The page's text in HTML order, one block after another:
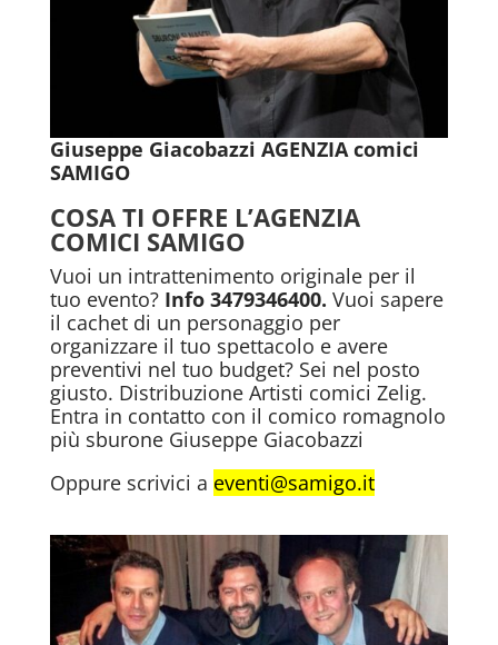
Giuseppe Giacobazzi AGENZIA comici
SAMIGO
COSA TI OFFRE L’AGENZIA
COMICI SAMIGO
Vuoi un intrattenimento originale per il
tuo evento? Info 3479346400. Vuoi sapere
il cachet di un personaggio per
organizzare il tuo spettacolo e avere
preventivi nel tuo budget? Sei nel posto
giusto. Distribuzione Artisti comici Zelig.
Entra in contatto con il comico romagnolo
più sburone Giuseppe Giacobazzi
Oppure scrivici a eventi@samigo.it